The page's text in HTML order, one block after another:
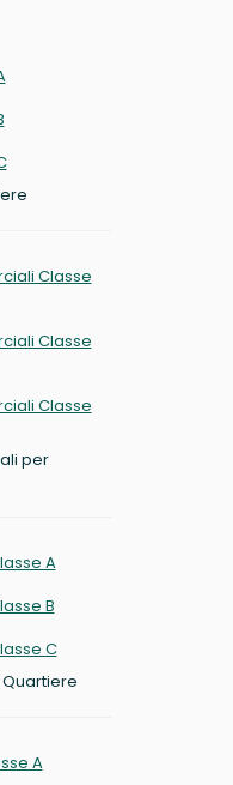
Classe
Classe
Classe
per
A
B
C
A